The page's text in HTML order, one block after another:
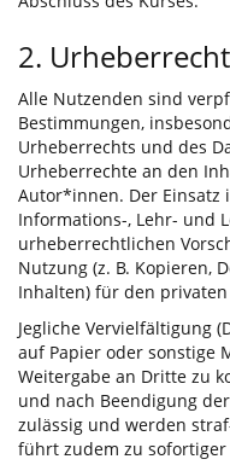
2.
Alle Nutzenden sind
Bestimmungen,
Urheberrechts und des
Urheberrechte an den
Autor*innen. Der Einsatz
Informations-, Lehr- und
urheberrechtlichen
Nutzung (z. B. Kopieren,
Inhalten) für den privaten
Jegliche Vervielfältigung
auf Papier oder sonstige
Weitergabe an Dritte zu
und nach Beendigung
zulässig und werden
führt zudem zu